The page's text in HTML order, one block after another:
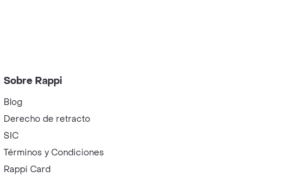
Sobre Rappi
Blog
Derecho de retracto
SIC
Términos y Condiciones
Rappi Card